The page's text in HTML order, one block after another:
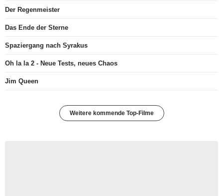
Der Regenmeister
Das Ende der Sterne
Spaziergang nach Syrakus
Oh la la 2 - Neue Tests, neues Chaos
Jim Queen
Weitere kommende Top-Filme